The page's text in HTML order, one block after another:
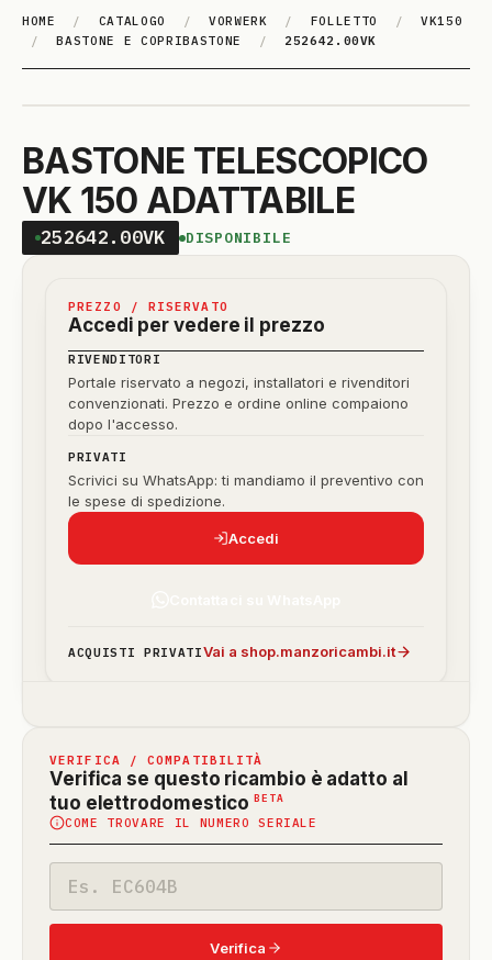
HOME / CATALOGO / VORWERK / FOLLETTO /
VK150
/
BASTONE E COPRIBASTONE / 252642.00VK
BASTONE TELESCOPICO
VK 150 ADATTABILE
252642.00VK DISPONIBILE
PREZZO / RISERVATO
Accedi per vedere il prezzo
RIVENDITORI
Portale riservato a negozi, installatori e rivenditori
convenzionati. Prezzo e ordine online compaiono
dopo l'accesso.
PRIVATI
Scrivici su WhatsApp: ti mandiamo il preventivo con
le spese di spedizione.
Accedi
ACQUISTI PRIVATIVai a shop.manzoricambi.it
VERIFICA / COMPATIBILITÀ
Verifica se questo ricambio è adatto al
tuo elettrodomestico BETA
in
beta)
COME TROVARE IL NUMERO SERIALE
modello
Verifica